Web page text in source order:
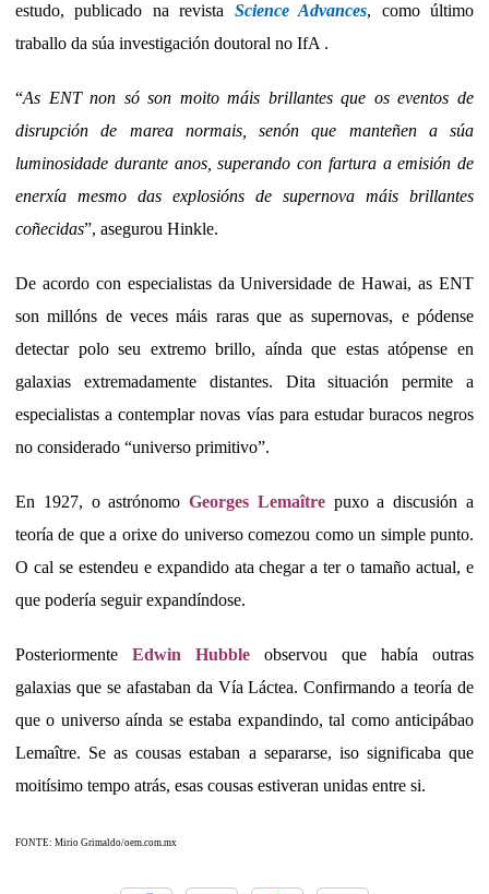
estudo, publicado na revista Science Advances, como último
traballo da súa investigación doutoral no IfA .
“As ENT non só son moito máis brillantes que os eventos de
disrupción de marea normais, senón que manteñen a súa
luminosidade durante anos, superando con fartura a emisión de
enerxía mesmo das explosións de supernova máis brillantes
coñecidas”, asegurou Hinkle.
De acordo con especialistas da Universidade de Hawai, as ENT
son millóns de veces máis raras que as supernovas, e pódense
detectar polo seu extremo brillo, aínda que estas atópense en
galaxias extremadamente distantes. Dita situación permite a
especialistas a contemplar novas vías para estudar buracos negros
no considerado “universo primitivo”.
En 1927, o astrónomoGeorges Lemaîtrepuxo a discusión a
teoría de que a orixe do universo comezou como un simple punto.
O cal se estendeu e expandido ata chegar a ter o tamaño actual, e
que podería seguir expandíndose.
Posteriormente Edwin Hubble observou que había outras
galaxias que se afastaban da Vía Láctea. Confirmando a teoría de
que o universo aínda se estaba expandindo, tal como anticipábao
Lemaître. Se as cousas estaban a separarse, iso significaba que
moitísimo tempo atrás, esas cousas estiveran unidas entre si.
FONTE: Mirio Grimaldo/oem.com.mx